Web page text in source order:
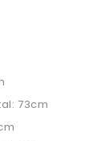
73cm